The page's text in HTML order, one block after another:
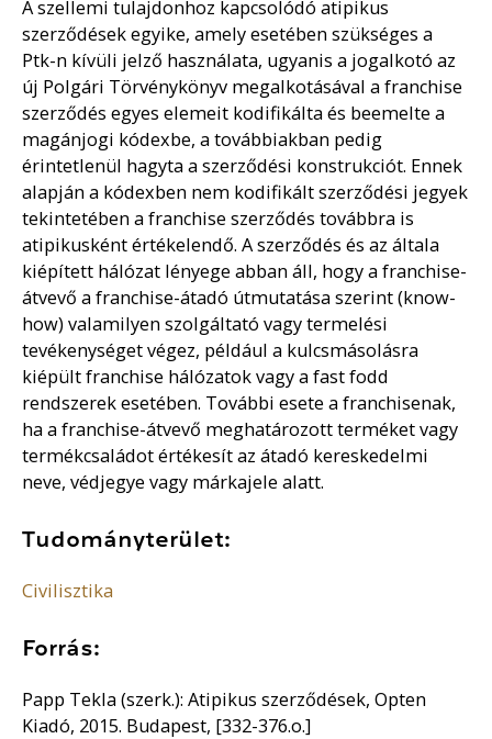
A szellemi tulajdonhoz kapcsolódó atipikus
szerződések egyike, amely esetében szükséges a
Ptk-n kívüli jelző használata, ugyanis a jogalkotó az
új Polgári Törvénykönyv megalkotásával a franchise
szerződés egyes elemeit kodifikálta és beemelte a
magánjogi kódexbe, a továbbiakban pedig
érintetlenül hagyta a szerződési konstrukciót. Ennek
alapján a kódexben nem kodifikált szerződési jegyek
tekintetében a franchise szerződés továbbra is
atipikusként értékelendő. A szerződés és az általa
kiépített hálózat lényege abban áll, hogy a franchise-
átvevő a franchise-átadó útmutatása szerint (know-
how) valamilyen szolgáltató vagy termelési
tevékenységet végez, például a kulcsmásolásra
kiépült franchise hálózatok vagy a fast fodd
rendszerek esetében. További esete a franchisenak,
ha a franchise-átvevő meghatározott terméket vagy
termékcsaládot értékesít az átadó kereskedelmi
neve, védjegye vagy márkajele alatt.
Tudományterület:
Civilisztika
Forrás:
Papp Tekla (szerk.): Atipikus szerződések, Opten
Kiadó, 2015. Budapest, [332-376.o.]